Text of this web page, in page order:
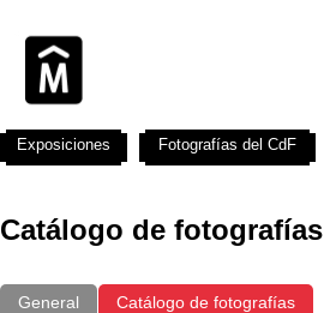
Catálogo de fotografías
General Catálogo de fotografías
Exposiciones Fotografías del CdF